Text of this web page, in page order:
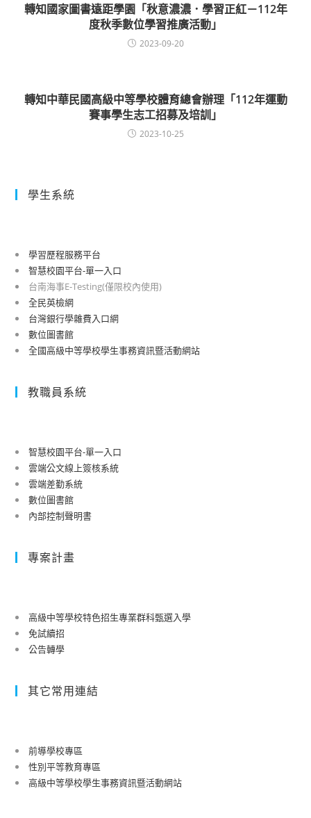
轉知國家圖書遠距學園「秋意濃濃．學習正紅－112年
度秋季數位學習推廣活動」
2023-09-20
轉知中華民國高級中等學校體育總會辦理「112年運動
賽事學生志工招募及培訓」
2023-10-25
學生系統
學習歷程服務平台
智慧校園平台-單一入口
台南海事E-Testing(僅限校內使用)
全民英檢網
台灣銀行學雜費入口網
數位圖書館
全國高級中等學校學生事務資訊暨活動網站
教職員系統
智慧校園平台-單一入口
雲端公文線上簽核系統
雲端差勤系統
數位圖書館
內部控制聲明書
專案計畫
高級中等學校特色招生專業群科甄選入學
免試續招
公告轉學
其它常用連結
前導學校專區
性別平等教育專區
高級中等學校學生事務資訊暨活動網站